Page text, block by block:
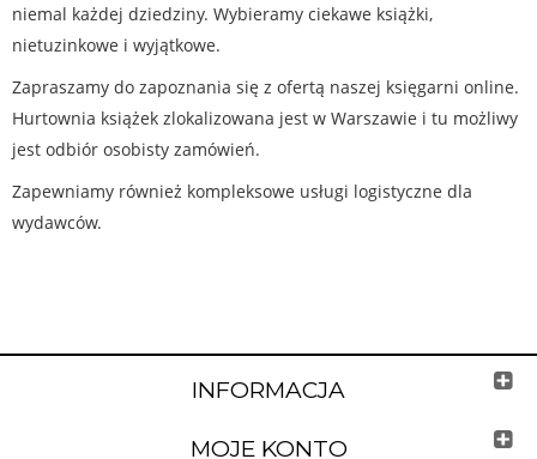
niemal każdej dziedziny. Wybieramy ciekawe książki,
nietuzinkowe i wyjątkowe.
Zapraszamy do zapoznania się z ofertą naszej księgarni online.
Hurtownia książek zlokalizowana jest w Warszawie i tu możliwy
jest odbiór osobisty zamówień.
Zapewniamy również kompleksowe usługi logistyczne dla
wydawców.
INFORMACJA
MOJE KONTO